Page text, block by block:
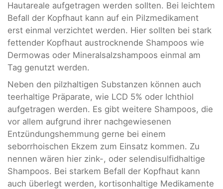
Hautareale aufgetragen werden sollten. Bei leichtem
Befall der Kopfhaut kann auf ein Pilzmedikament
erst einmal verzichtet werden. Hier sollten bei stark
fettender Kopfhaut austrocknende Shampoos wie
Dermowas oder Mineralsalzshampoos einmal am
Tag genutzt werden.
Neben den pilzhaltigen Substanzen können auch
teerhaltige Präparate, wie LCD 5% oder Ichthiol
aufgetragen werden. Es gibt weitere Shampoos, die
vor allem aufgrund ihrer nachgewiesenen
Entzündungshemmung gerne bei einem
seborrhoischen Ekzem zum Einsatz kommen. Zu
nennen wären hier zink-, oder selendisulfidhaltige
Shampoos. Bei starkem Befall der Kopfhaut kann
auch überlegt werden, kortisonhaltige Medikamente